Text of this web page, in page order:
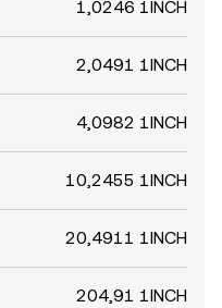
1,0246 1INCH
2,0491 1INCH
4,0982 1INCH
10,2455 1INCH
20,4911 1INCH
204,91 1INCH